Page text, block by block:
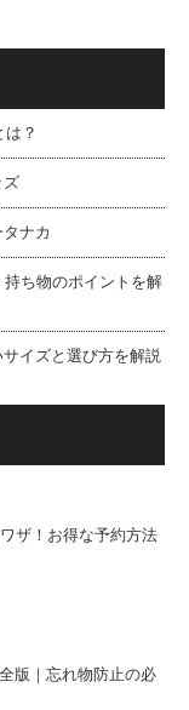
？
ズ
ナカ
ち物のポイントを解
イズと選び方を解説
ザ！お得な予約方法
版｜忘れ物防止の必